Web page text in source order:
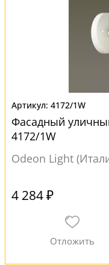
4172/1W
Фасадный
4172/1W
Odeon Light
4 284 ₽